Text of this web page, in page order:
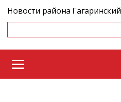
Новости района Гагаринский